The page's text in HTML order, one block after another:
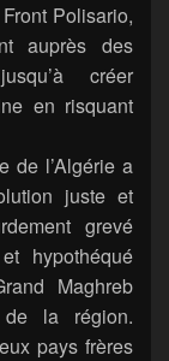
Polisario,
auprès des
créer
en risquant
de l’Algérie a
juste et
grevé
hypothéqué
Maghreb
de la région.
pays frères